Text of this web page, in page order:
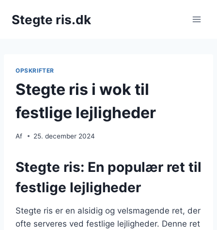
Stegte ris.dk
OPSKRIFTER
Stegte ris i wok til
festlige lejligheder
Af 25. december 2024
Stegte ris: En populær ret til
festlige lejligheder
Stegte ris er en alsidig og velsmagende ret, der
ofte serveres ved festlige lejligheder. Denne ret